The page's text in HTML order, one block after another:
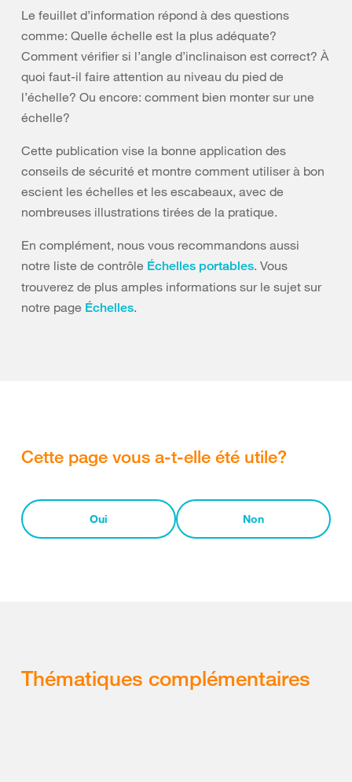
Le feuillet d’information répond à des questions
comme: Quelle échelle est la plus adéquate?
Comment vérifier si l’angle d’inclinaison est correct? À
quoi faut-il faire attention au niveau du pied de
l’échelle? Ou encore: comment bien monter sur une
échelle?
Cette publication vise la bonne application des
conseils de sécurité et montre comment utiliser à bon
escient les échelles et les escabeaux, avec de
nombreuses illustrations tirées de la pratique.
En complément, nous vous recommandons aussi
notre liste de contrôle Échelles portables. Vous
trouverez de plus amples informations sur le sujet sur
notre page Échelles.
Cette page vous a-t-elle été utile?
Oui Non
Thématiques complémentaires